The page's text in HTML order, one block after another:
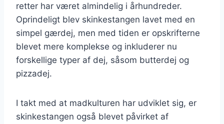
retter har været almindelig i århundreder.
Oprindeligt blev skinkestangen lavet med en
simpel gærdej, men med tiden er opskrifterne
blevet mere komplekse og inkluderer nu
forskellige typer af dej, såsom butterdej og
pizzadej.
I takt med at madkulturen har udviklet sig, er
skinkestangen også blevet påvirket af